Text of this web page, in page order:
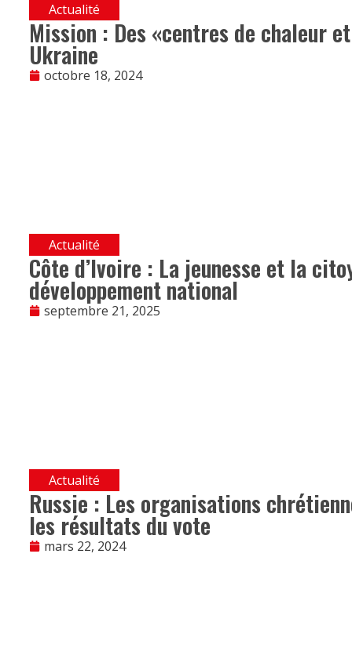
Actualité
Mission : Des «centres de chaleur
Ukraine
octobre 18, 2024
Actualité
Côte d’Ivoire : La jeunesse et la
développement national
septembre 21, 2025
Actualité
Russie : Les organisations
les résultats du vote
mars 22, 2024